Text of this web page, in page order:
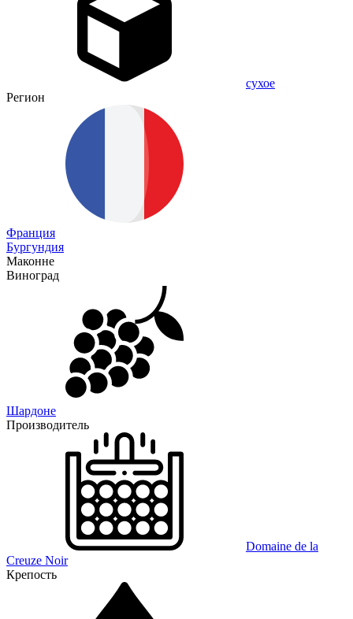
сухое
Регион
Франция
Бургундия
Маконне
Виноград
Шардоне
Производитель
Domaine de la
Creuze Noir
Крепость